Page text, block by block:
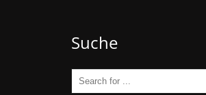
Suche